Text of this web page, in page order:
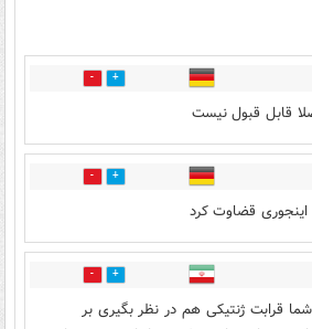
4
قابل قبول نیست
5
اینجوری قضاوت کرد
11
قرابت ژنتیکی هم در نظر بگیری بر